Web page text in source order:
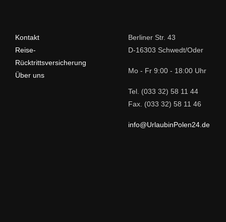
Kontakt
Reise-
Rücktrittsversicherung
Über uns
Berliner Str. 43
D-16303 Schwedt/Oder
Mo - Fr 9:00 - 18:00 Uhr
Tel. (033 32) 58 11 44
Fax. (033 32) 58 11 46
info@UrlaubinPolen24.de